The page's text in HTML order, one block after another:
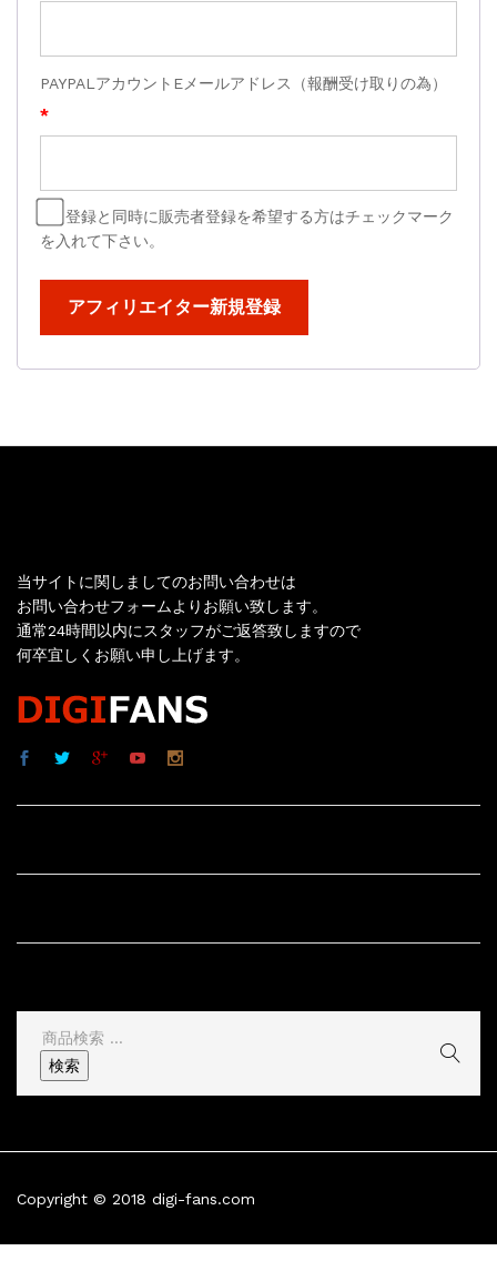
PAYPALアカウントEメールアドレス（報酬受け取りの為）
*
登録と同時に販売者登録を希望する方はチェックマーク
を入れて下さい。
当サイトに関しましてのお問い合わせは
お問い合わせフォームよりお願い致します。
通常24時間以内にスタッフがご返答致しますので
何卒宜しくお願い申し上げます。
検
索
結
検索
Copyright © 2018 digi-fans.com